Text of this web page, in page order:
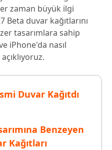
zaman büyük ilgi
Beta duvar kağıtlarını
tasarımlara sahip
iPhone'da nasıl
Duvar Kağıtdı
Benzeyen
Kağıtları